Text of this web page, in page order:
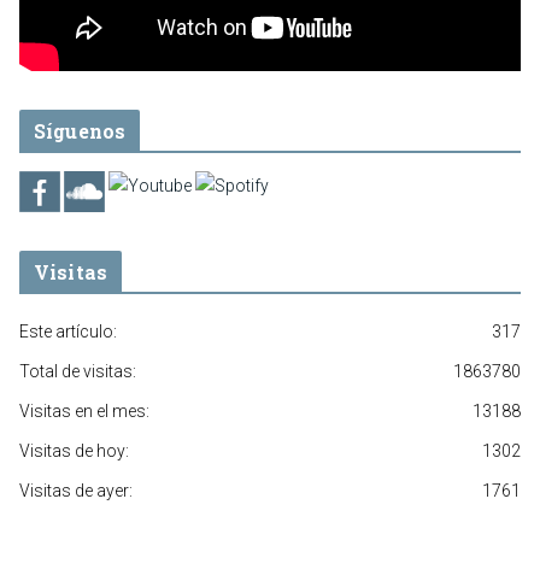
Síguenos
Visitas
317
Este artículo:
1863780
Total de visitas:
13188
Visitas en el mes:
1302
Visitas de hoy:
1761
Visitas de ayer: